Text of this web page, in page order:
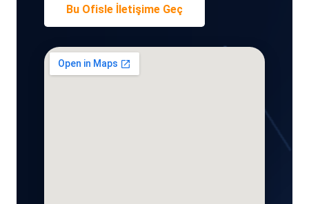
Bu Ofisle İletişime Geç